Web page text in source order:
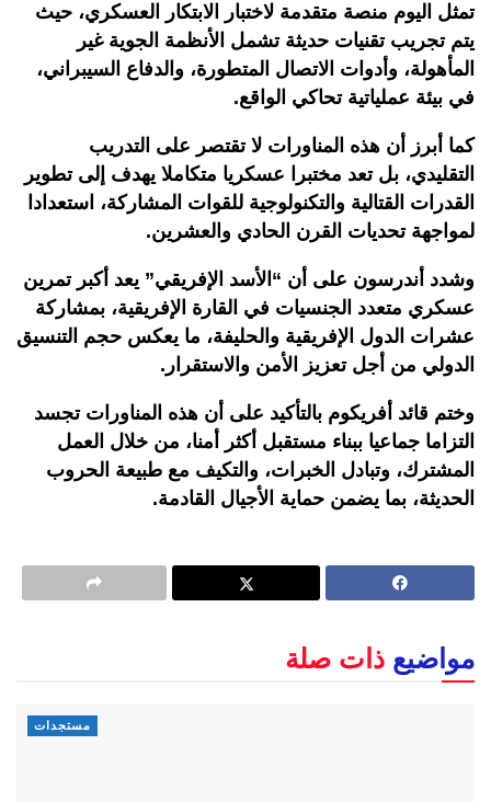
تمثل اليوم منصة متقدمة لاختبار الابتكار العسكري، حيث
يتم تجريب تقنيات حديثة تشمل الأنظمة الجوية غير
المأهولة، وأدوات الاتصال المتطورة، والدفاع السيبراني،
في بيئة عملياتية تحاكي الواقع.
كما أبرز أن هذه المناورات لا تقتصر على التدريب
التقليدي، بل تعد مختبرا عسكريا متكاملا يهدف إلى تطوير
القدرات القتالية والتكنولوجية للقوات المشاركة، استعدادا
لمواجهة تحديات القرن الحادي والعشرين.
وشدد أندرسون على أن “الأسد الإفريقي” يعد أكبر تمرين
عسكري متعدد الجنسيات في القارة الإفريقية، بمشاركة
عشرات الدول الإفريقية والحليفة، ما يعكس حجم التنسيق
الدولي من أجل تعزيز الأمن والاستقرار.
وختم قائد أفريكوم بالتأكيد على أن هذه المناورات تجسد
التزاما جماعيا ببناء مستقبل أكثر أمنا، من خلال العمل
المشترك، وتبادل الخبرات، والتكيف مع طبيعة الحروب
الحديثة، بما يضمن حماية الأجيال القادمة.
مواضيع ذات صلة
مستجدات